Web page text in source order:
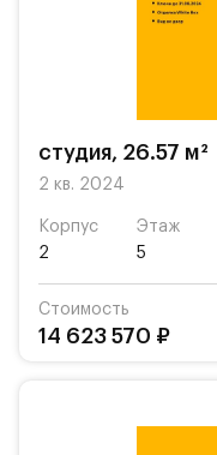
студия, 26.57 м²
2 кв. 2024
Корпус
2
Этаж
5
Стоимость
14 623 570 ₽